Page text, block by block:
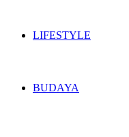
LIFESTYLE
BUDAYA